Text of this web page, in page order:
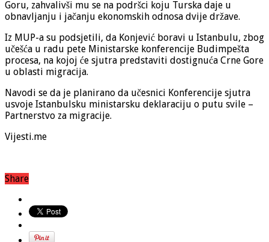
Goru, zahvalivši mu se na podršci koju Turska daje u
obnavljanju i jačanju ekonomskih odnosa dvije države.
Iz MUP-a su podsjetili, da Konjević boravi u Istanbulu, zbog
učešća u radu pete Ministarske konferencije Budimpešta
procesa, na kojoj će sjutra predstaviti dostignuća Crne Gore
u oblasti migracija.
Navodi se da je planirano da učesnici Konferencije sjutra
usvoje Istanbulsku ministarsku deklaraciju o putu svile –
Partnerstvo za migracije.
Vijesti.me
Share